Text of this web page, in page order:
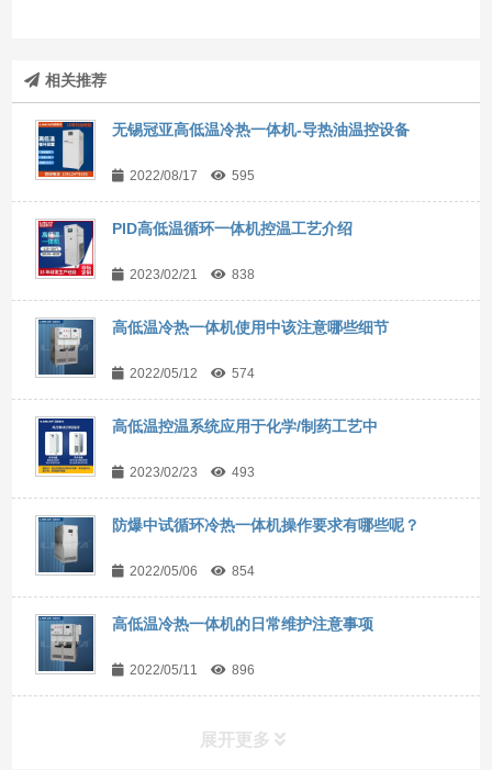
相关推荐
无锡冠亚高低温冷热一体机-导热油温控设备
2022/08/17 595
PID高低温循环一体机控温工艺介绍
2023/02/21 838
高低温冷热一体机使用中该注意哪些细节
2022/05/12 574
高低温控温系统应用于化学/制药工艺中
2023/02/23 493
防爆中试循环冷热一体机操作要求有哪些呢？
2022/05/06 854
高低温冷热一体机的日常维护注意事项
2022/05/11 896
展开更多